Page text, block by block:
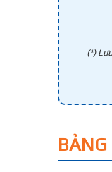
(*)
BẢNG